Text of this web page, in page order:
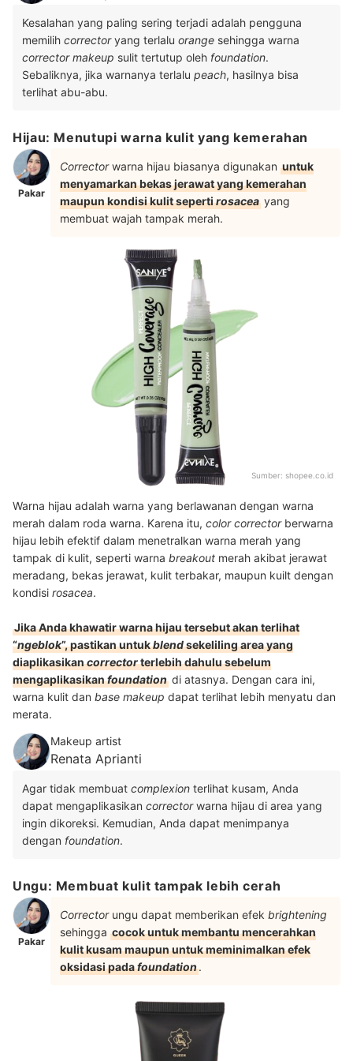
Kesalahan yang paling sering terjadi adalah pengguna
memilih correctoryang terlalu orange sehingga warna
corrector makeup sulit tertutup oleh foundation.
Sebaliknya, jika warnanya terlalu peach, hasilnya bisa
terlihat abu-abu.
Hijau: Menutupi warna kulit yang kemerahan
Pakar
Correctorwarna hijau biasanya digunakan untuk
menyamarkan bekas jerawat yang kemerahan
maupun kondisi kulit sepertirosacea yang
membuat wajah tampak merah.
Sumber: shopee.co.id
Warna hijau adalah warna yang berlawanan dengan warna
merah dalam roda warna. Karena itu, color correctorberwarna
hijau lebih efektif dalam menetralkan warna merah yang
tampak di kulit, seperti warna breakout merah akibat jerawat
meradang, bekas jerawat, kulit terbakar, maupun kuilt dengan
kondisi rosacea.
Jika Anda khawatir warna hijau tersebut akan terlihat
“ngeblok”, pastikan untukblendsekeliling area yang
diaplikasikancorrectorterlebih dahulu sebelum
mengaplikasikanfoundation di atasnya. Dengan cara ini,
warna kulit dan base makeup dapat terlihat lebih menyatu dan
merata.
Makeup artist
Renata Aprianti
Agar tidak membuat complexion terlihat kusam, Anda
dapat mengaplikasikan correctorwarna hijau di area yang
ingin dikoreksi. Kemudian, Anda dapat menimpanya
dengan foundation.
Ungu: Membuat kulit tampak lebih cerah
Pakar
Correctorungu dapat memberikan efek brightening
sehingga cocok untuk membantu mencerahkan
kulit kusam maupun untuk meminimalkan efek
oksidasi padafoundation.